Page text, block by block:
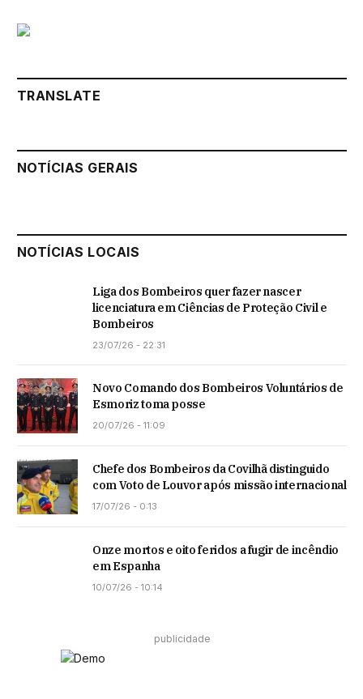
TRANSLATE
NOTÍCIAS GERAIS
NOTÍCIAS LOCAIS
Liga dos Bombeiros quer fazer nascer
licenciatura em Ciências de Proteção Civil e
Bombeiros
23/07/26 - 22:31
Novo Comando dos Bombeiros Voluntários de
Esmoriz toma posse
20/07/26 - 11:09
Chefe dos Bombeiros da Covilhã distinguido
com Voto de Louvor após missão internacional
17/07/26 - 0:13
Onze mortos e oito feridos a fugir de incêndio
em Espanha
10/07/26 - 10:14
publicidade